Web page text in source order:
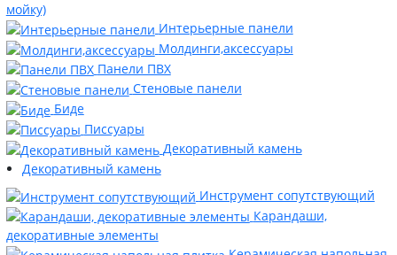
мойку)
Интерьерные панели
Молдинги,аксессуары
Панели ПВХ
Стеновые панели
Биде
Писсуары
Декоративный камень
Декоративный камень
Инструмент сопутствующий
Карандаши,
декоративные элементы